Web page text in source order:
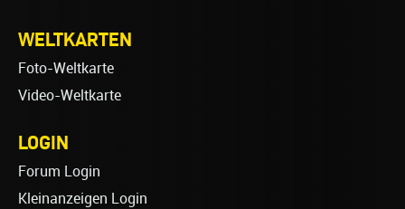
WELTKARTEN
Foto-Weltkarte
Video-Weltkarte
LOGIN
Forum Login
Kleinanzeigen Login